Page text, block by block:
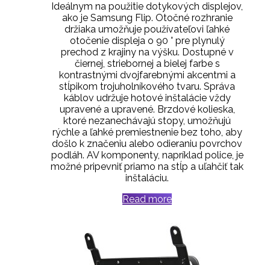
Ideálnym na použitie dotykových displejov,
ako je Samsung Flip. Otočné rozhranie
držiaka umožňuje používateľovi ľahké
otočenie displeja o 90 ° pre plynulý
prechod z krajiny na výšku. Dostupné v
čiernej, striebornej a bielej farbe s
kontrastnými dvojfarebnými akcentmi a
stĺpikom trojuholníkového tvaru. Správa
káblov udržuje hotové inštalácie vždy
upravené a upravené. Brzdové kolieska,
ktoré nezanechávajú stopy, umožňujú
rýchle a ľahké premiestnenie bez toho, aby
došlo k značeniu alebo odieraniu povrchov
podláh. AV komponenty, napríklad police, je
možné pripevniť priamo na stĺp a uľahčiť tak
inštaláciu.
Read more